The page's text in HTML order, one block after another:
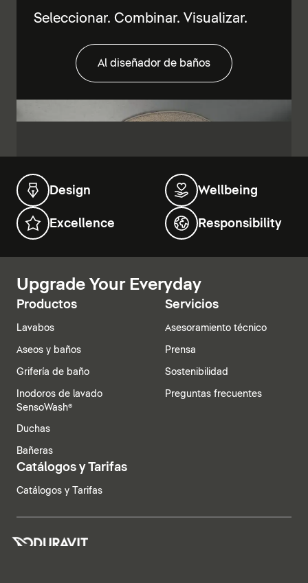
Seleccionar. Combinar. Visualizar.
Al diseñador de baños
Design Wellbeing
Excellence Responsibility
Upgrade Your Everyday
Productos
Lavabos
Aseos y baños
Grifería de baño
Inodoros de lavado
SensoWash®
Duchas
Bañeras
Servicios
Asesoramiento técnico
Prensa
Sostenibilidad
Preguntas frecuentes
Catálogos y Tarifas
Catálogos y Tarifas